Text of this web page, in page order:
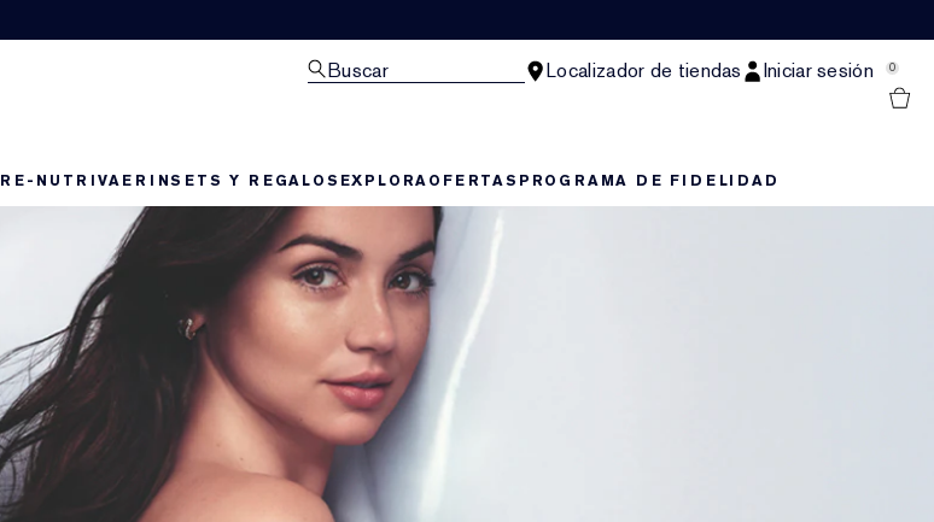
Buscar Localizador de tiendas Iniciar sesión 0
RE-NUTRIVAERINSETS Y REGALOS EXPLORAOFERTAS PROGRAMA DE FIDELIDAD